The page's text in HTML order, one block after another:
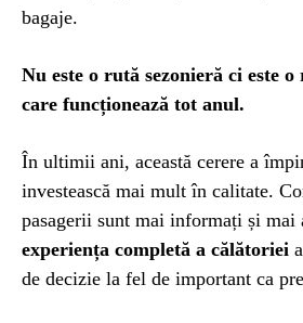
bagaje.
Nu este o rută sezonieră ci este
care funcționează tot anul.
În ultimii ani, această cerere a
investească mai mult în calitate.
pasagerii sunt mai informați și
experiența completă a călătoriei
de decizie la fel de important ca